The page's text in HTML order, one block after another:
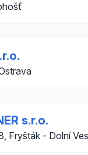
s.r.o.
Fryšták - Dolní Ves